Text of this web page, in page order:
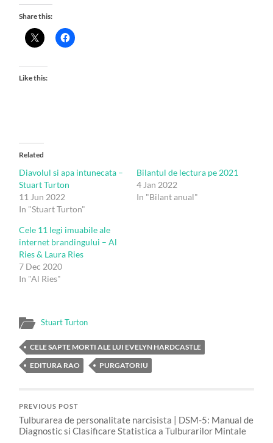
Share this:
Like this:
Related
Diavolul si apa intunecata –
Stuart Turton
11 Jun 2022
In "Stuart Turton"
Bilantul de lectura pe 2021
4 Jan 2022
In "Bilant anual"
Cele 11 legi imuabile ale
internet brandingului – Al
Ries & Laura Ries
7 Dec 2020
In "Al Ries"
Stuart Turton
CELE SAPTE MORTI ALE LUI EVELYN HARDCASTLE
EDITURA RAO
PURGATORIU
PREVIOUS POST
Tulburarea de personalitate narcisista | DSM-5: Manual de
Diagnostic si Clasificare Statistica a Tulburarilor Mintale